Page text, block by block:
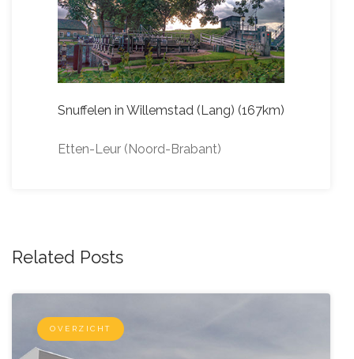
Snuffelen in Willemstad (Lang) (167km)
Etten-Leur (Noord-Brabant)
Related Posts
OVERZICHT